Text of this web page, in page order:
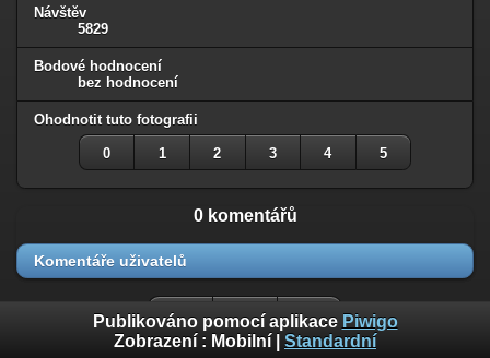
Návštěv
5829
Bodové hodnocení
bez hodnocení
Ohodnotit tuto fotografii
0 1 2 3 4 5
0 komentářů
Komentáře uživatelů
Publikováno pomocí aplikace Piwigo
Zobrazení : Mobilní Standardní